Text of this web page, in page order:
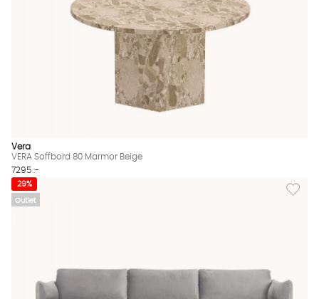
Vera
VERA Soffbord 80 Marmor Beige
7295 :-
Outlet
Lägg
29%